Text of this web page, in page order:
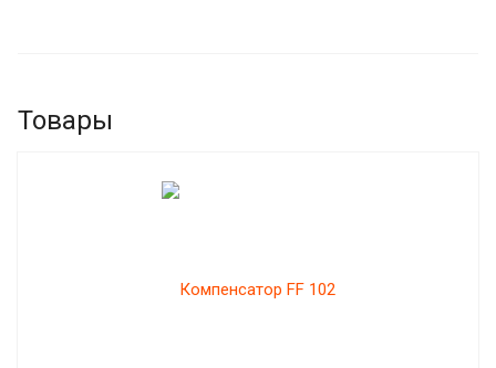
Товары